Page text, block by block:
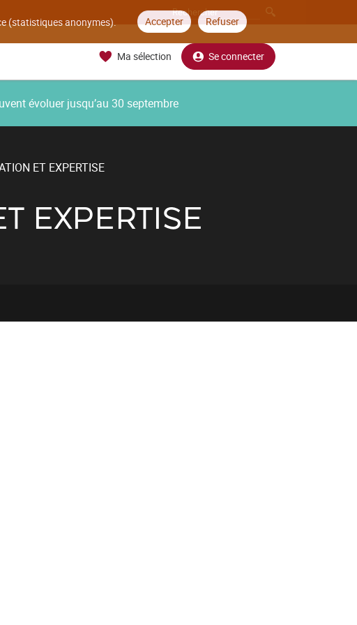
(statistiques anonymes). Accepter Refuser
Ma sélection Se connecter
évoluer jusqu’au 30 septembre
ET EXPERTISE
EXPERTISE